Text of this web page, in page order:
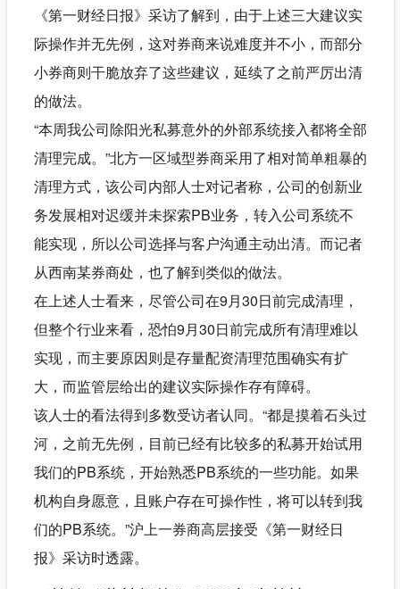
《第一财经日报》采访了解到，由于上述三大建议实
际操作并无先例，这对券商来说难度并不小，而部分
小券商则干脆放弃了这些建议，延续了之前严厉出清
的做法。
“本周我公司除阳光私募意外的外部系统接入都将全部
清理完成。”北方一区域型券商采用了相对简单粗暴的
清理方式，该公司内部人士对记者称，公司的创新业
务发展相对迟缓并未探索PB业务，转入公司系统不
能实现，所以公司选择与客户沟通主动出清。而记者
从西南某券商处，也了解到类似的做法。
在上述人士看来，尽管公司在9月30日前完成清理，
但整个行业来看，恐怕9月30日前完成所有清理难以
实现，而主要原因则是存量配资清理范围确实有扩
大，而监管层给出的建议实际操作存有障碍。
该人士的看法得到多数受访者认同。“都是摸着石头过
河，之前无先例，目前已经有比较多的私募开始试用
我们的PB系统，开始熟悉PB系统的一些功能。如果
机构自身愿意，且账户存在可操作性，将可以转到我
们的PB系统。”沪上一券商高层接受《第一财经日
报》采访时透露。